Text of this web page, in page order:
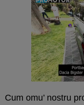
Cum omu’ nostru